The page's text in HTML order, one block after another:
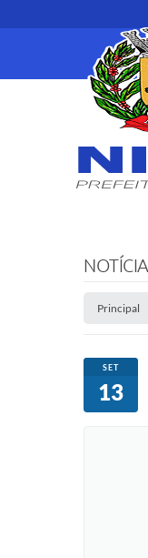
Principal
SET
13